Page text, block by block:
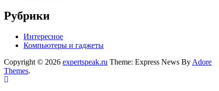
Рубрики
Интересное
Компьютеры и гаджеты
Copyright © 2026 expertspeak.ru Theme: Express News By Adore
Themes.